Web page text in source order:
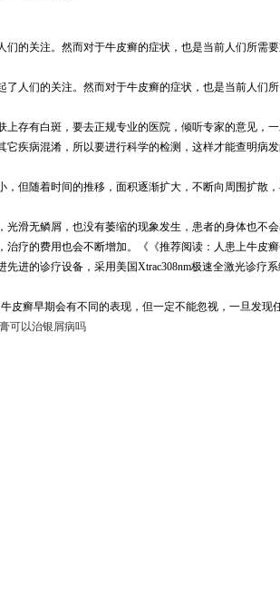
的关注。然而对于牛皮癣的症状，也是当前人们所
们的关注。然而对于牛皮癣的症状，也是当前人们
有白斑，要去正规专业的医院，倾听专家的意见，
病混淆，所以要进行科学的检测，这样才能查明病
随着时间的推移，面积逐渐扩大，不断向周围扩散
无鳞屑，也没有萎缩的现象发生，患者的身体也不
疗的费用也会不断增加。《《推荐阅读：人患上牛皮
的诊疗设备，采用美国Xtrac308nm极速全激光诊疗
癣早期会有不同的表现，但一定不能忽视，一旦发现
可以治银屑病吗